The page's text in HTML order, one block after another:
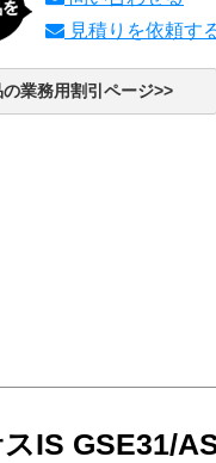
見積りを依頼す
の業務用割引ページ>>
IS GSE31/